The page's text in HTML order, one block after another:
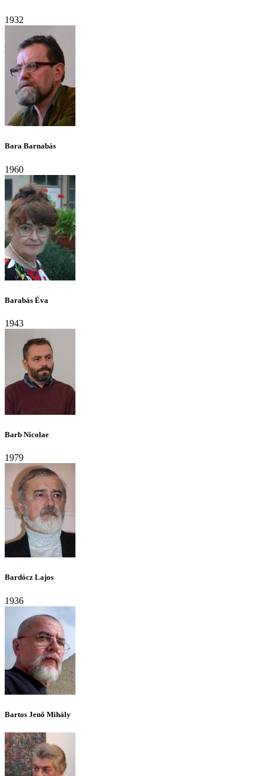
1932
Bara Barnabás
1960
Barabás Éva
1943
Barb Nicolae
1979
Bardócz Lajos
1936
Bartos Jenő Mihály